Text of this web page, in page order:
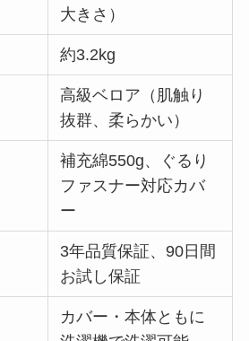
大きさ）
約3.2kg
高級ベロア（肌触り
抜群、柔らかい）
補充綿550g、ぐるり
ファスナー対応カバ
ー
3年品質保証、90日間
お試し保証
カバー・本体ともに